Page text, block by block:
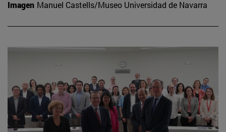
Imagen Manuel Castells/Museo Universidad de Navarra